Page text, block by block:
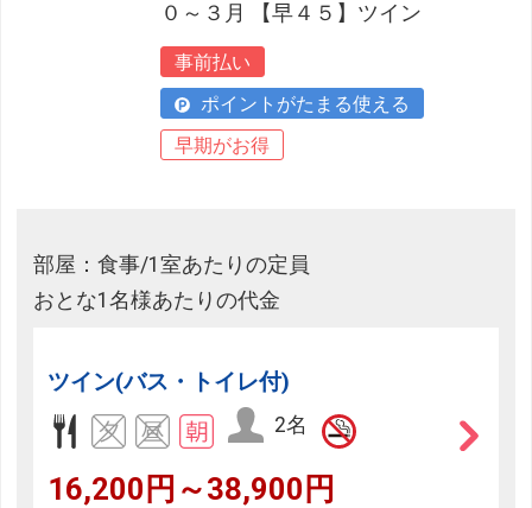
０～３月 【早４５】ツイン
事前払い
ポイントがたまる使える
早期がお得
部屋：食事/1室あたりの定員
おとな1名様あたりの代金
ツイン(バス・トイレ付)
2名
16,200円～38,900円